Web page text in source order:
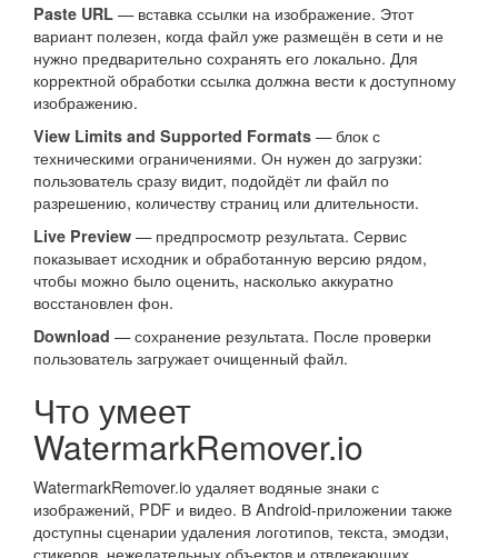
Paste URL — вставка ссылки на изображение. Этот
вариант полезен, когда файл уже размещён в сети и не
нужно предварительно сохранять его локально. Для
корректной обработки ссылка должна вести к доступному
изображению.
View Limits and Supported Formats — блок с
техническими ограничениями. Он нужен до загрузки:
пользователь сразу видит, подойдёт ли файл по
разрешению, количеству страниц или длительности.
Live Preview — предпросмотр результата. Сервис
показывает исходник и обработанную версию рядом,
чтобы можно было оценить, насколько аккуратно
восстановлен фон.
Download — сохранение результата. После проверки
пользователь загружает очищенный файл.
Что умеет
WatermarkRemover.io
WatermarkRemover.io удаляет водяные знаки с
изображений, PDF и видео. В Android-приложении также
доступны сценарии удаления логотипов, текста, эмодзи,
стикеров, нежелательных объектов и отвлекающих